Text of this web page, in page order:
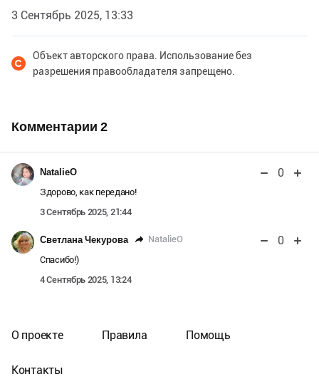
3 Сентябрь 2025, 13:33
Объект авторского права. Использование без
разрешения правообладателя запрещено.
Комментарии 2
NatalieO 0
Здорово, как передано!
3 Сентябрь 2025, 21:44
Светлана Чекурова NatalieO 0
Спасибо!)
4 Сентябрь 2025, 13:24
О проекте Правила Помощь
Контакты